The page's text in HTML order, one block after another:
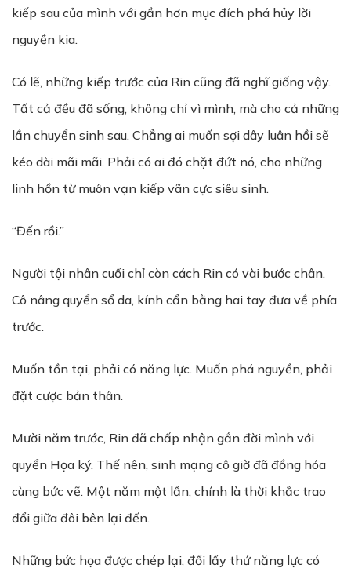
kiếp sau của mình với gần hơn mục đích phá hủy lời
nguyền kia.
Có lẽ, những kiếp trước của Rin cũng đã nghĩ giống vậy.
Tất cả đều đã sống, không chỉ vì mình, mà cho cả những
lần chuyển sinh sau. Chẳng ai muốn sợi dây luân hồi sẽ
kéo dài mãi mãi. Phải có ai đó chặt đứt nó, cho những
linh hồn từ muôn vạn kiếp vãn cực siêu sinh.
“Đến rồi.”
Người tội nhân cuối chỉ còn cách Rin có vài bước chân.
Cô nâng quyển sổ da, kính cẩn bằng hai tay đưa về phía
trước.
Muốn tồn tại, phải có năng lực. Muốn phá nguyền, phải
đặt cược bản thân.
Mười năm trước, Rin đã chấp nhận gắn đời mình với
quyển Họa ký. Thế nên, sinh mạng cô giờ đã đồng hóa
cùng bức vẽ. Một năm một lần, chính là thời khắc trao
đổi giữa đôi bên lại đến.
Những bức họa được chép lại, đổi lấy thứ năng lực có